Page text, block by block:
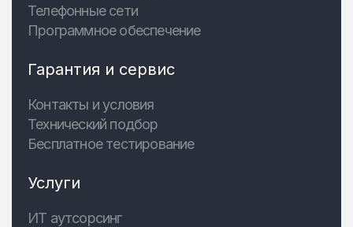
Телефонные сети
Программное обеспечение
Гарантия и сервис
Контакты и условия
Технический подбор
Бесплатное тестирование
Услуги
ИТ аутсорсинг